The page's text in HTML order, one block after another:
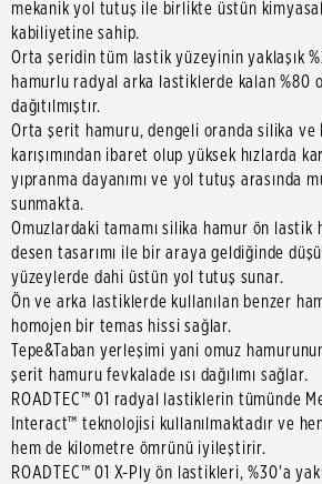
mekanik yol tutuş ile birlikte üstün
kabiliyetine sahip.
Orta şeridin tüm lastik yüzeyinin yaklaşık
hamurlu radyal arka lastiklerde kalan %80
dağıtılmıştır.
Orta şerit hamuru, dengeli oranda silika ve
karışımından ibaret olup yüksek hızlarda
yıpranma dayanımı ve yol tutuş arasında
sunmakta.
Omuzlardaki tamamı silika hamur ön lastik
desen tasarımı ile bir araya geldiğinde
yüzeylerde dahi üstün yol tutuş sunar.
Ön ve arka lastiklerde kullanılan benzer
homojen bir temas hissi sağlar.
Tepe&Taban yerleşimi yani omuz
şerit hamuru fevkalade ısı dağılımı sağlar.
ROADTEC™ 01 radyal lastiklerin tümünde
Interact™ teknolojisi kullanılmaktadır ve
hem de kilometre ömrünü iyileştirir.
ROADTEC™ 01 X-Ply ön lastikleri, %30'a